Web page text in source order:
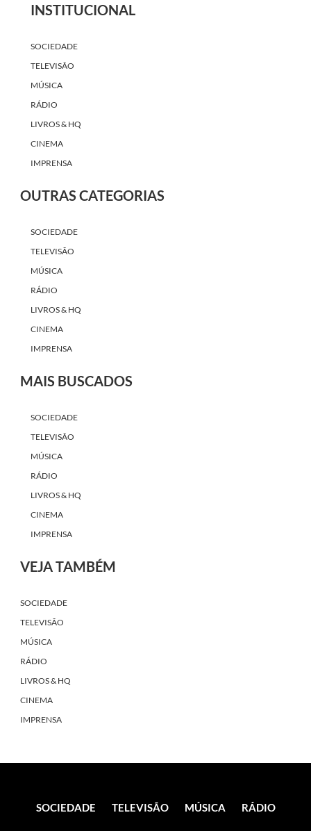
INSTITUCIONAL
SOCIEDADE
TELEVISÃO
MÚSICA
RÁDIO
LIVROS & HQ
CINEMA
IMPRENSA
OUTRAS CATEGORIAS
SOCIEDADE
TELEVISÃO
MÚSICA
RÁDIO
LIVROS & HQ
CINEMA
IMPRENSA
MAIS BUSCADOS
SOCIEDADE
TELEVISÃO
MÚSICA
RÁDIO
LIVROS & HQ
CINEMA
IMPRENSA
VEJA TAMBÉM
SOCIEDADE
TELEVISÃO
MÚSICA
RÁDIO
LIVROS & HQ
CINEMA
IMPRENSA
SOCIEDADE TELEVISÃO MÚSICA RÁDIO